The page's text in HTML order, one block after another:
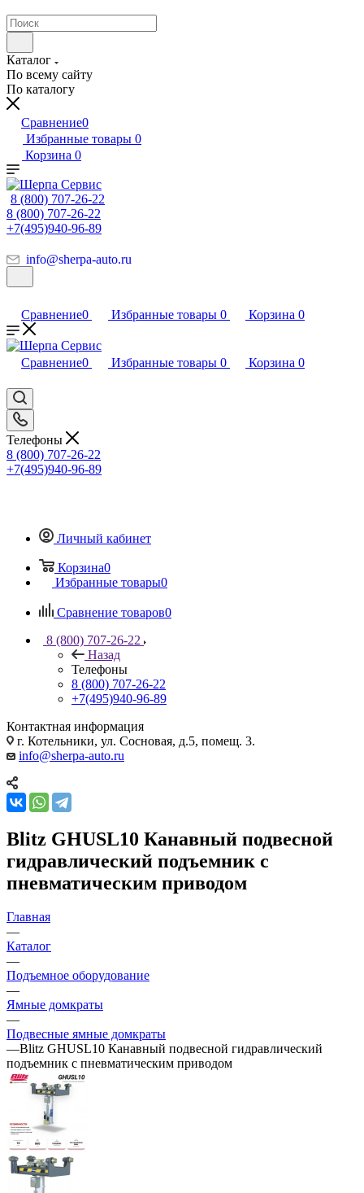
Каталог
По всему сайту
По каталогу
Сравнение0
Избранные товары 0
Корзина 0
8 (800) 707-26-22
8 (800) 707-26-22
+7(495)940-96-89
info@sherpa-auto.ru
Сравнение0 Избранные товары 0 Корзина 0
Сравнение0 Избранные товары 0 Корзина 0
Телефоны
8 (800) 707-26-22
+7(495)940-96-89
Личный кабинет
Корзина0
Избранные товары0
Сравнение товаров0
8 (800) 707-26-22
Назад
Телефоны
8 (800) 707-26-22
+7(495)940-96-89
Контактная информация
г. Котельники, ул. Сосновая, д.5, помещ. 3.
info@sherpa-auto.ru
Blitz GHUSL10 Канавный подвесной
гидравлический подъемник с
пневматическим приводом
Главная
—
Каталог
—
Подъемное оборудование
—
Ямные домкраты
—
Подвесные ямные домкраты
—Blitz GHUSL10 Канавный подвесной гидравлический
подъемник с пневматическим приводом